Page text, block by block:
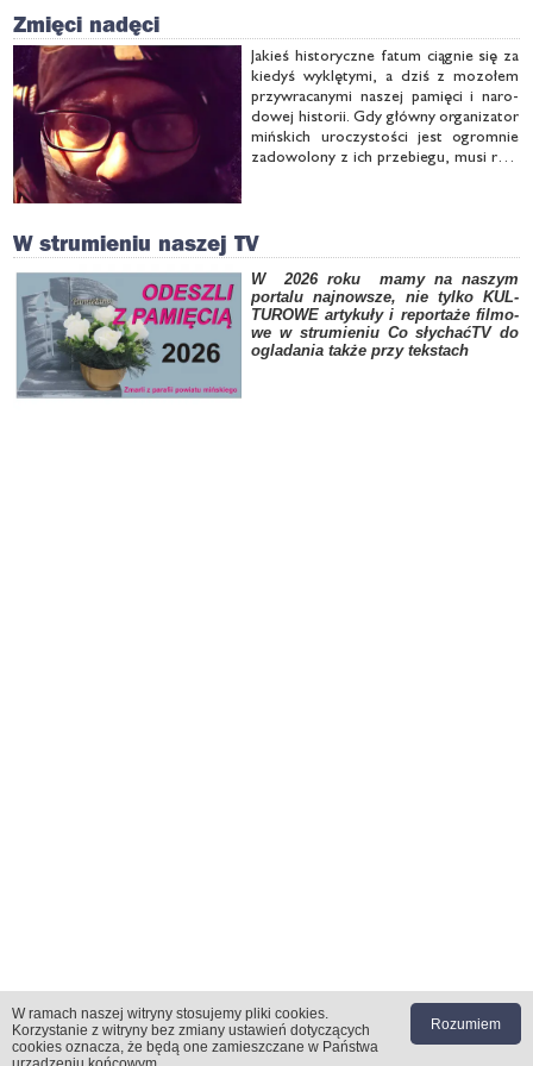
Zmięci nadęci
Ja­kieś hi­sto­rycz­ne fa­tum cią­gnie się za
kie­dyś wy­klę­ty­mi, a dziś z mo­zo­łem
przy­wra­ca­ny­mi na­szej pa­mię­ci i na­ro­
do­wej hi­sto­rii. Gdy głów­ny or­ga­ni­za­tor
miń­skich uro­czy­sto­ści jest ogrom­nie
za­do­wo­lo­ny z ich prze­bie­gu, mu­si rap­
W strumieniu naszej TV
W 2026 ro­ku ma­my na na­szym
por­ta­lu naj­now­sze, nie tyl­ko KUL­
TU­RO­WE ar­ty­ku­ły i re­por­ta­że fil­mo­
we w stru­mie­niu Co sły­chaćTV do
ogla­da­nia tak­że przy tek­stach
« 1|2
W ramach naszej witryny stosujemy pliki cookies.
Korzystanie z witryny bez zmiany ustawień dotyczących
cookies oznacza, że będą one zamieszczane w Państwa
Rozumiem